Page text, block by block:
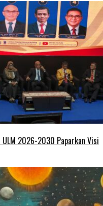
ULM 2026-2030 Paparkan Visi